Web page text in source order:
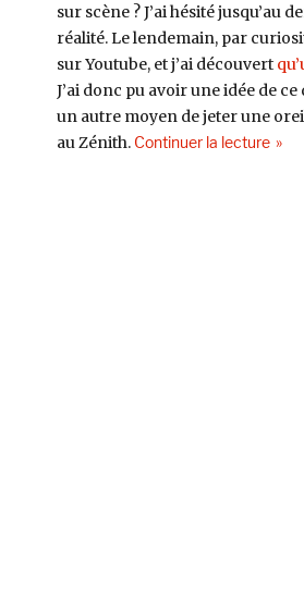
sur scène ? J’ai hésité
réalité. Le lendemain, par
sur Youtube, et j’ai découvert
J’ai donc pu avoir une idée de ce
un autre moyen de jeter une
au Zénith. Continuer la lecturede «